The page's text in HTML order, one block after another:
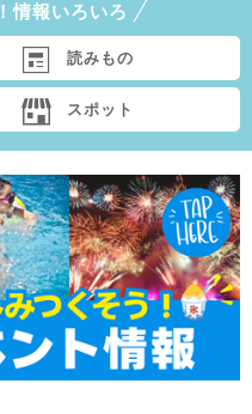
情報いろいろ
読みもの
スポット